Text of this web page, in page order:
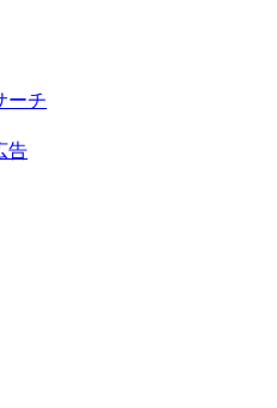
ーチ
告